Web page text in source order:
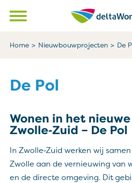
Naar de
Ga naar Hoofd
Home Nieuwbouwprojecten De
De Pol
Wonen in het
Zwolle‑Zuid – De Pol
In Zwolle‑Zuid werken wij
Zwolle aan de vernieuwing van
en de directe omgeving. Dit